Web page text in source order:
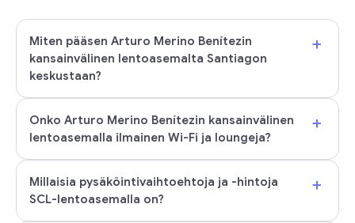
Miten pääsen Arturo Merino Benítezin
kansainvälinen lentoasemalta Santiagon
keskustaan?
+
Onko Arturo Merino Benítezin kansainvälinen
lentoasemalla ilmainen Wi-Fi ja loungeja?
+
Millaisia pysäköintivaihtoehtoja ja -hintoja
SCL-lentoasemalla on?
+